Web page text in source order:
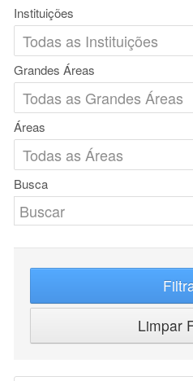
Instituições
Grandes Áreas
Áreas
Busca
Limpar